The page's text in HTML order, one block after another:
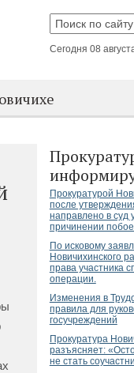
Сегодня 08
Прокуратурой
после
направлено в суд
причинении
По исковому
Новичихинского
права участника
операции.
Изменения в
правила для
госучреждений
Прокуратура
разъясняет:
не стать